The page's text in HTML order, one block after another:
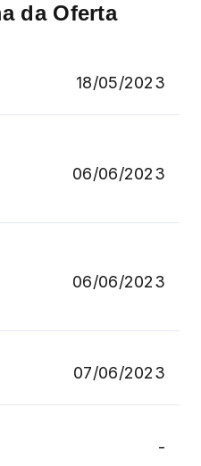
da Oferta
18/05/2023
06/06/2023
06/06/2023
07/06/2023
-